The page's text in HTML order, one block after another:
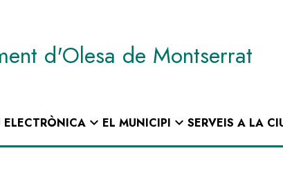
d'Olesa de Montserrat
ELECTRÒNICAexpand_more EL MUNICIPI expand_more SERVEIS A LA